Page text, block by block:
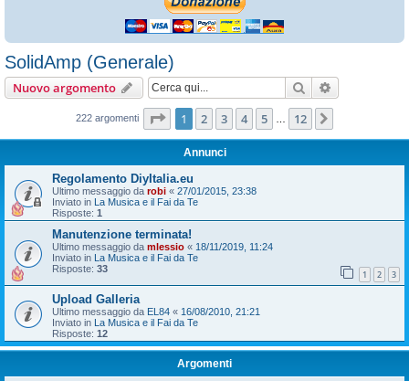
SolidAmp (Generale)
Nuovo argomento Cerca
222 argomenti Pagina di 12
1 2 3 4 5 12
Annunci
Regolamento DiyItalia.eu
Ultimo messaggio da robi « 27/01/2015, 23:38
Inviato in La Musica e il Fai da Te
Risposte: 1
Manutenzione terminata!
Ultimo messaggio da mlessio « 18/11/2019, 11:24
Inviato in La Musica e il Fai da Te
Risposte: 33 1 2 3
Upload Galleria
Ultimo messaggio da EL84 « 16/08/2010, 21:21
Inviato in La Musica e il Fai da Te
Risposte: 12
Argomenti